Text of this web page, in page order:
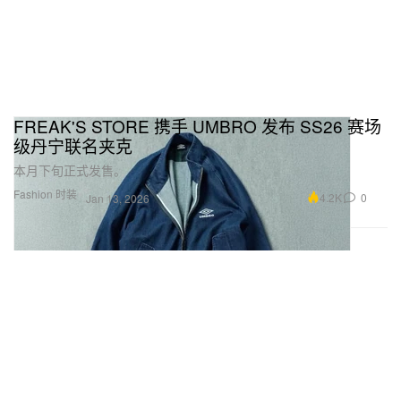
Fashion 时装
FREAK'S STORE 携手 UMBRO 发布 SS26 赛场
级丹宁联名夹克
本月下旬正式发售。
Jan 13, 2026 4.2K 0